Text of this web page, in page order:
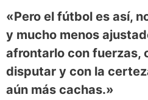
«Pero el fútbol es así,
y mucho menos
afrontarlo con fuerzas,
disputar y con la
aún más cachas.»